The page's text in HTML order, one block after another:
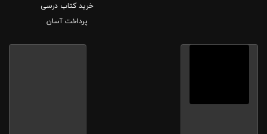
خرید کتاب درسی
پرداخت آسان